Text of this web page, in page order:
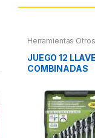
Herramientas Otros
Herramientas De
JUEGO 12
COMBINADAS